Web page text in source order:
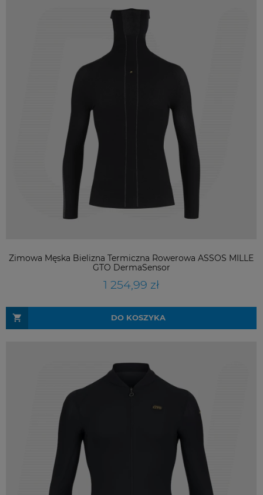
Zimowa Męska Bielizna Termiczna Rowerowa ASSOS MILLE
GTO DermaSensor
1 254,99 zł
DO KOSZYKA